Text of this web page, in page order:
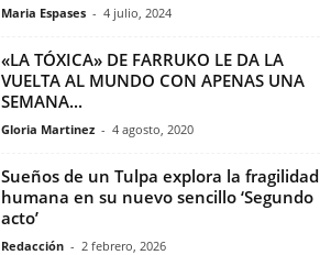
Maria Espases - 4 julio, 2024
«LA TÓXICA» DE FARRUKO LE DA LA
VUELTA AL MUNDO CON APENAS UNA
SEMANA...
Gloria Martinez - 4 agosto, 2020
Sueños de un Tulpa explora la fragilidad
humana en su nuevo sencillo ‘Segundo
acto’
Redacción - 2 febrero, 2026